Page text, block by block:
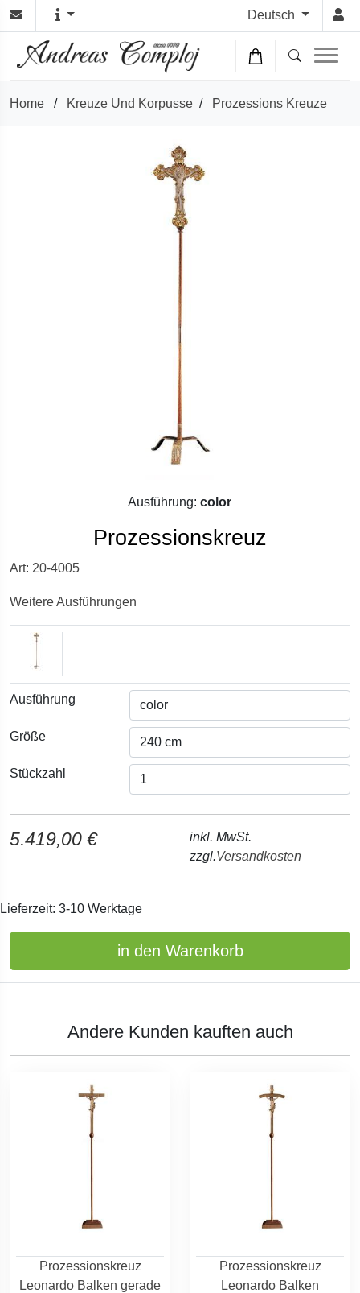
Deutsch
Home / Kreuze Und Korpusse / Prozessions Kreuze
Ausführung: color
Prozessionskreuz
Art: 20-4005
Weitere Ausführungen
Ausführung
Größe
Stückzahl
5.419,00 €
inkl. MwSt.
zzgl.Versandkosten
Lieferzeit: 3-10 Werktage
in den Warenkorb
Andere Kunden kauften auch
Prozessionskreuz
Leonardo Balken gerade
Prozessionskreuz
Leonardo Balken